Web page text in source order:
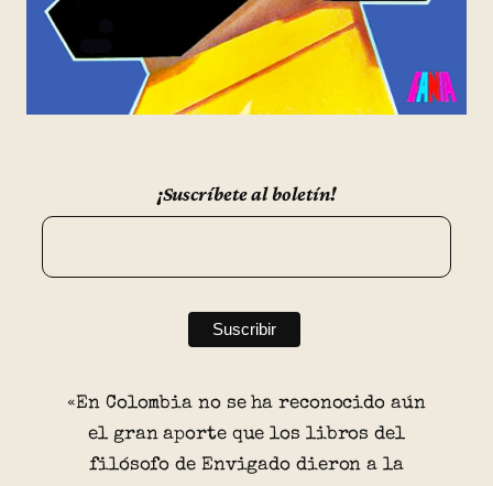
¡Suscríbete al boletín!
«En Colombia no se ha reconocido aún
el gran aporte que los libros del
filósofo de Envigado dieron a la